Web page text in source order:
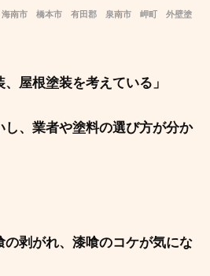
海南市 橋本市 有田郡 泉南市 岬町 外壁塗
屋根塗装を考えている」
し、業者や塗料の選び方が分か
の剥がれ、漆喰のコケが気にな